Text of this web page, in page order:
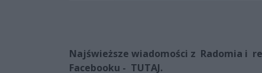
Najświeższe wiadomości z Radomia i
Facebooku - TUTAJ.